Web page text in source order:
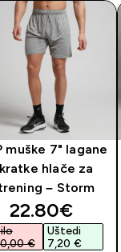
muške 7" lagane
kratke hlače za
– Storm
discounted
22.80€‎
€‎
Uštedi
7,20 €‎